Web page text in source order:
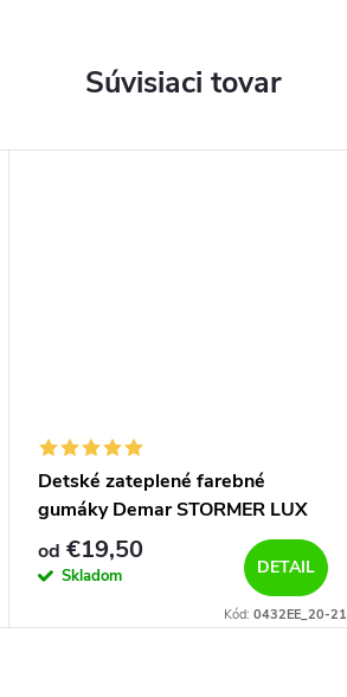
Súvisiaci tovar
Detské zateplené farebné
gumáky Demar STORMER LUX
EXCLUSIVE 0432/0433 EE auta
od €19,50
Skladom DETAIL
Kód: 0432EE_20-21